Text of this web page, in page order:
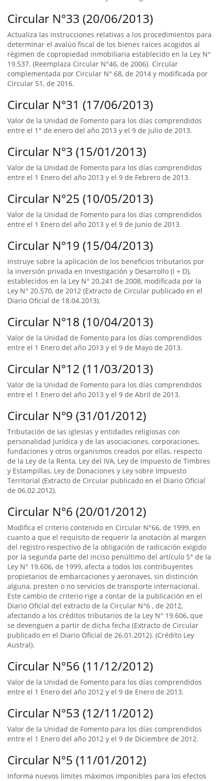
Circular N°33 (20/06/2013)
Actualiza las instrucciones relativas a los procedimientos para
determinar el avalúo fiscal de los bienes raíces acogidos al
régimen de copropiedad inmobiliaria establecido en la Ley N°
19.537. (Reemplaza Circular N°46, de 2006). Circular
complementada por Circular N° 68, de 2014 y modificada por
Circular 51, de 2016.
Circular N°31 (17/06/2013)
Valor de la Unidad de Fomento para los días comprendidos
entre el 1° de enero del año 2013 y el 9 de julio de 2013.
Circular N°3 (15/01/2013)
Valor de la Unidad de Fomento para los días comprendidos
entre el 1 Enero del año 2013 y el 9 de Febrero de 2013.
Circular N°25 (10/05/2013)
Valor de la Unidad de Fomento para los días comprendidos
entre el 1 Enero del año 2013 y el 9 de Junio de 2013.
Circular N°19 (15/04/2013)
Instruye sobre la aplicación de los beneficios tributarios por
la inversión privada en Investigación y Desarrollo (I + D),
establecidos en la Ley N° 20.241 de 2008, modificada por la
Ley N° 20.570, de 2012 (Extracto de Circular publicado en el
Diario Oficial de 18.04.2013).
Circular N°18 (10/04/2013)
Valor de la Unidad de Fomento para los días comprendidos
entre el 1 Enero del año 2013 y el 9 de Mayo de 2013.
Circular N°12 (11/03/2013)
Valor de la Unidad de Fomento para los días comprendidos
entre el 1 Enero del año 2013 y el 9 de Abril de 2013.
Circular N°9 (31/01/2012)
Tributación de las iglesias y entidades religiosas con
personalidad jurídica y de las asociaciones, corporaciones,
fundaciones y otros organismos creados por ellas, respecto
de la Ley de la Renta, Ley del IVA, Ley de Impuesto de Timbres
y Estampillas, Ley de Donaciones y Ley sobre Impuesto
Territorial (Extracto de Circular publicado en el Diario Oficial
de 06.02.2012).
Circular N°6 (20/01/2012)
Modifica el criterio contenido en Circular N°66, de 1999, en
cuanto a que el requisito de requerir la anotación al margen
del registro respectivo de la obligación de radicación exigido
por la segunda parte del inciso penúltimo del artículo 5° de la
Ley N° 19.606, de 1999, afecta a todos los contribuyentes
propietarios de embarcaciones y aeronaves, sin distinción
alguna, presten o no servicios de transporte internacional.
Este cambio de criterio rige a contar de la publicación en el
Diario Oficial del extracto de la Circular N°6 , de 2012,
afectando a los créditos tributarios de la Ley N° 19.606, que
se devenguen a partir de dicha fecha (Extracto de Circular
publicado en el Diario Oficial de 26.01.2012). (Crédito Ley
Austral).
Circular N°56 (11/12/2012)
Valor de la Unidad de Fomento para los días comprendidos
entre el 1 Enero del año 2012 y el 9 de Enero de 2013.
Circular N°53 (12/11/2012)
Valor de la Unidad de Fomento para los días comprendidos
entre el 1 Enero del año 2012 y el 9 de Diciembre de 2012.
Circular N°5 (11/01/2012)
Informa nuevos límites máximos imponibles para los efectos